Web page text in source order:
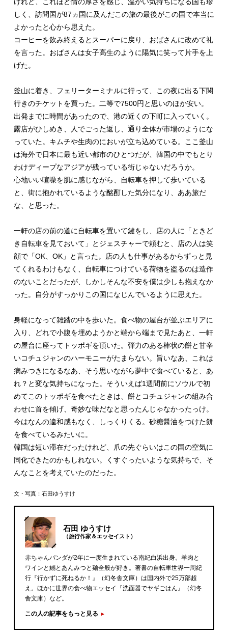
しく、訪問国が87ヵ国に及んだこの旅の最後がこの国で本当に
よかったと心から思えた。
コーヒーを飲み終えるとスーパーに戻り、おばさんに改めて礼
を言った。おばさんは女子高生のように陽気に笑って片手を上
げた。
釜山に着き、フェリーターミナルに行って、この夜に出る下関
行きのチケットを買った。二等で7500円と思いのほか安い。
出発までに時間があったので、港の近くの下町に入っていく。
露店がひしめき、人でごった返し、通り全体が市場のようにな
っていた。キムチや生肉のにおいが立ち込めている。ここ釜山
は海外で日本に最も近い都市のひとつだが、韓国の中でもとり
わけディープなアジアが残っている街じゃないだろうか。
心地いい喧噪を肌に感じながら、自転車を押して歩いている
と、街に抱かれているような酩酊した気分になり、ああ旅だ
な、と思った。
一軒の店の前の道に自転車を置いて鍵をし、店の人に「ときど
き自転車を見ておいて」とジェスチャーで頼むと、店の人は笑
顔で「OK、OK」と言った。店の人も仕事があるからずっと見
てくれるわけもなく、自転車につけている荷物を盗るのは造作
のないことだったが、しかしそんな不安を僕は少しも抱えなか
った。自分がすっかりこの国になじんでいるように思えた。
身軽になって雑踏の中を歩いた。食べ物の屋台が並ぶエリアに
入り、どれで小腹を埋めようかと端から端まで見たあと、一軒
の屋台に座ってトッポギを頂いた。弾力のある棒状の餅と甘辛
いコチュジャンのハーモニーがたまらない。旨いなあ、これは
病みつきになるなあ、そう思いながら夢中で食べていると、あ
れ？と変な気持ちになった。そういえば1週間前にソウルで初
めてこのトッポギを食べたときは、餅とコチュジャンの組み合
わせに首を傾げ、奇妙な味だなと思ったんじゃなかったっけ。
今はなんの違和感もなく、しっくりくる。砂糖醤油をつけた餅
を食べているみたいに。
韓国は短い滞在だったけれど、爪の先ぐらいはこの国の空気に
同化できたのかもしれない。くすぐったいような気持ちで、そ
んなことを考えていたのだった。
文・写真：石田ゆうすけ
石田 ゆうすけ
（旅行作家＆エッセイスト）
赤ちゃんパンダが2年に一度生まれている南紀白浜出身。羊肉と
ワインと鰯とあんみつと麺全般が好き。著書の自転車世界一周紀
行『行かずに死ねるか！』（幻冬舎文庫）は国内外で25万部超
え。ほかに世界の食べ物エッセイ『洗面器でヤギごはん』（幻冬
舎文庫）など。
この人の記事をもっと見る